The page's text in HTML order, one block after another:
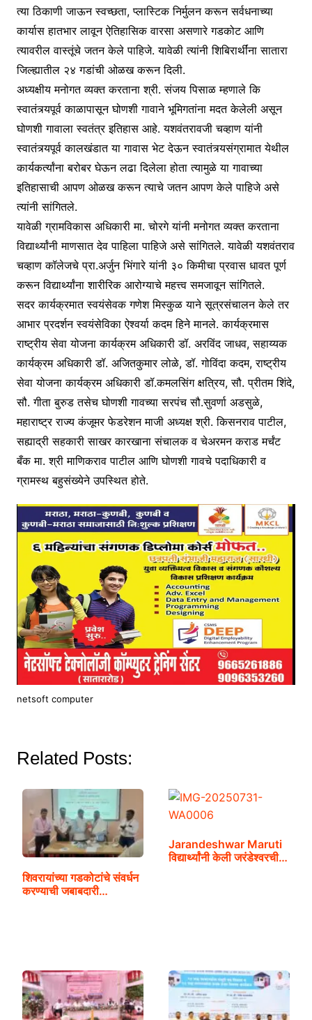
त्या ठिकाणी जाऊन स्वच्छता, प्लास्टिक निर्मुलन करून सर्वधनाच्या
कार्यास हातभार लावून ऐतिहासिक वारसा असणारे गडकोट आणि
त्यावरील वास्तूंचे जतन केले पाहिजे. यावेळी त्यांनी शिबिरार्थींना सातारा
जिल्ह्यातील २४ गडांची ओळख करून दिली.
अध्यक्षीय मनोगत व्यक्त करताना श्री. संजय पिसाळ म्हणाले कि
स्वातंत्र्यपूर्व काळापासून घोणशी गावाने भूमिगतांना मदत केलेली असून
घोणशी गावाला स्वतंत्र इतिहास आहे. यशवंतरावजी चव्हाण यांनी
स्वातंत्र्यपूर्व कालखंडात या गावास भेट देऊन स्वातंत्र्यसंग्रामात येथील
कार्यकर्त्यांना बरोबर घेऊन लढा दिलेला होता त्यामुळे या गावाच्या
इतिहासाची आपण ओळख करून त्याचे जतन आपण केले पाहिजे असे
त्यांनी सांगितले.
यावेळी ग्रामविकास अधिकारी मा. चोरगे यांनी मनोगत व्यक्त करताना
विद्यार्थ्यांनी माणसात देव पाहिला पाहिजे असे सांगितले. यावेळी यशवंतराव
चव्हाण कॉलेजचे प्रा.अर्जुन भिंगारे यांनी ३० किमीचा प्रवास धावत पूर्ण
करून विद्यार्थ्यांना शारीरिक आरोग्याचे महत्त्व समजावून सांगितले.
सदर कार्यक्रमात स्वयंसेवक गणेश मिस्कुळ याने सूत्रसंचालन केले तर
आभार प्रदर्शन स्वयंसेविका ऐश्वर्या कदम हिने मानले. कार्यक्रमास
राष्ट्रीय सेवा योजना कार्यक्रम अधिकारी डॉ. अरविंद जाधव, सहाय्यक
कार्यक्रम अधिकारी डॉ. अजितकुमार लोळे, डॉ. गोविंदा कदम, राष्ट्रीय
सेवा योजना कार्यक्रम अधिकारी डॉ.कमलसिंग क्षत्रिय, सौ. प्रीतम शिंदे,
सौ. गीता बुरुड तसेच घोणशी गावच्या सरपंच सौ.सुवर्णा अडसुळे,
महाराष्ट्र राज्य कंजूमर फेडरेशन माजी अध्यक्ष श्री. किसनराव पाटील,
सह्याद्री सहकारी साखर कारखाना संचालक व चेअरमन कराड मर्चंट
बँक मा. श्री माणिकराव पाटील आणि घोणशी गावचे पदाधिकारी व
ग्रामस्थ बहुसंख्येने उपस्थित होते.
netsoft computer
Related Posts:
शिवरायांच्या गडकोटांचे संवर्धन
करण्याची जबाबदारी…
Jarandeshwar Maruti
विद्यार्थ्यांनी केली जरंडेश्वरची…